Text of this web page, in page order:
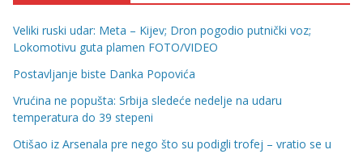
Veliki ruski udar: Meta – Kijev; Dron pogodio putnički voz;
Lokomotivu guta plamen FOTO/VIDEO
Postavljanje biste Danka Popovića
Vrućina ne popušta: Srbija sledeće nedelje na udaru
temperatura do 39 stepeni
Otišao iz Arsenala pre nego što su podigli trofej – vratio se u